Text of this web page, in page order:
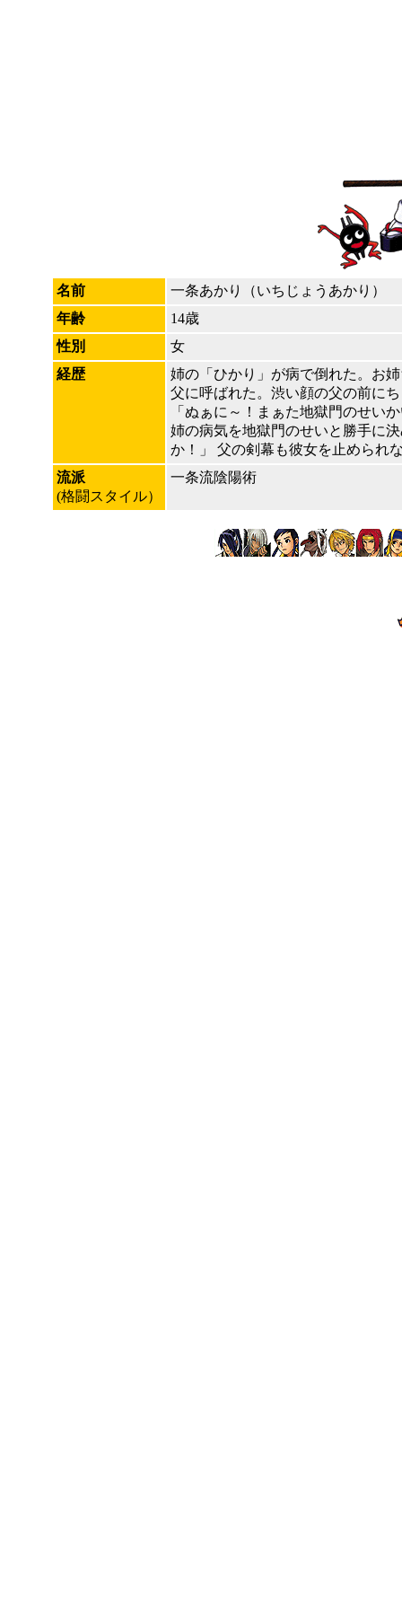
名前
一条あかり（いちじょうあかり）
年齢
14歳
性別
女
経歴
姉の「ひかり」が病で倒れた。お
父に呼ばれた。渋い顔の父の前に
「ぬぁに～！まぁた地獄門のせい
姉の病気を地獄門のせいと勝手に
か！」 父の剣幕も彼女を止められ
流派
(格闘スタイル）
一条流陰陽術